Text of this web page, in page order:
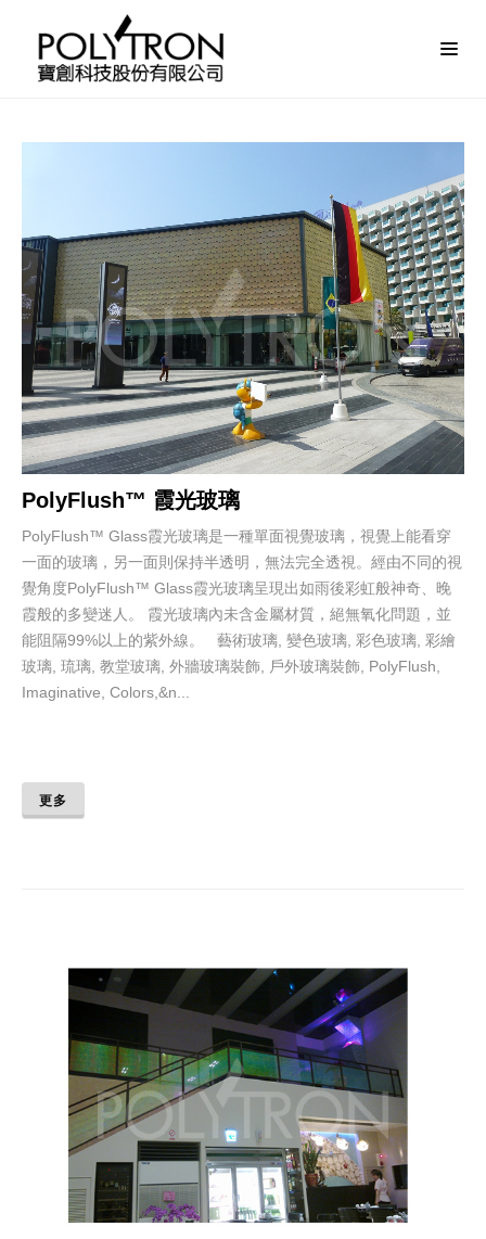
PolyFlush™ 霞光玻璃
PolyFlush™ Glass霞光玻璃是一種單面視覺玻璃，視覺上能看穿
一面的玻璃，另一面則保持半透明，無法完全透視。經由不同的視
覺角度PolyFlush™ Glass霞光玻璃呈現出如雨後彩虹般神奇、晚
霞般的多變迷人。 霞光玻璃內未含金屬材質，絕無氧化問題，並
能阻隔99%以上的紫外線。 藝術玻璃, 變色玻璃, 彩色玻璃, 彩繪
玻璃, 琉璃, 教堂玻璃, 外牆玻璃裝飾, 戶外玻璃裝飾, PolyFlush,
Imaginative, Colors,&n...
更多